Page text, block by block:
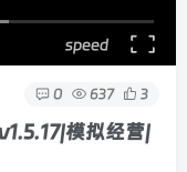
speed
0 637 3
模拟经营|